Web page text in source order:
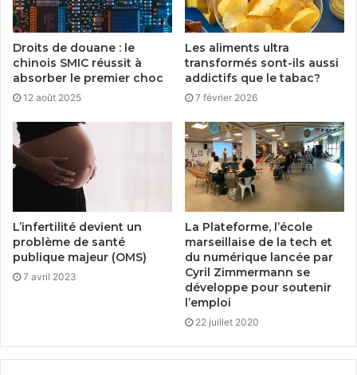
Droits de douane : le
chinois SMIC réussit à
absorber le premier choc
12 août 2025
Les aliments ultra
transformés sont-ils aussi
addictifs que le tabac?
7 février 2026
L’infertilité devient un
problème de santé
publique majeur (OMS)
7 avril 2023
La Plateforme, l’école
marseillaise de la tech et
du numérique lancée par
Cyril Zimmermann se
développe pour soutenir
l’emploi
22 juillet 2020